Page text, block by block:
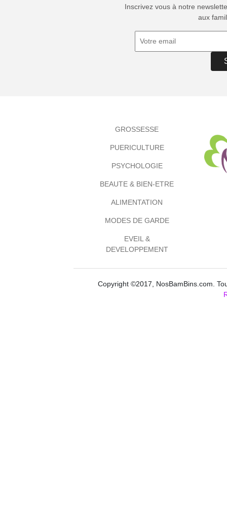
Inscrivez vous à notre
aux
GROSSESSE
PUERICULTURE
PSYCHOLOGIE
BEAUTE & BIEN-ETRE
ALIMENTATION
MODES DE GARDE
EVEIL &
DEVELOPPEMENT
Copyright ©2017, NosBamBins.com.